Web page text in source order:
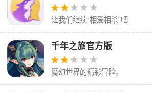
让我们继续“相爱相杀”吧
千年之旅官方版
魔幻世界的精彩冒险。